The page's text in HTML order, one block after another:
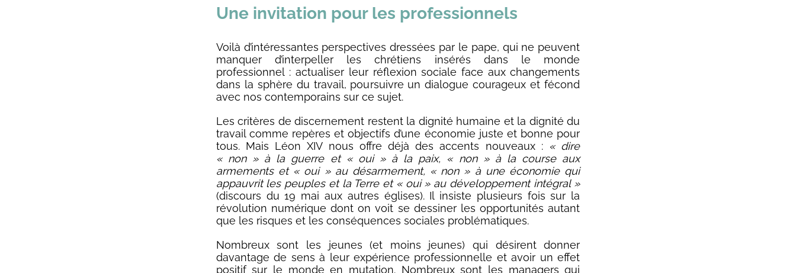
Une invitation pour les professionnels
Voilà d’intéressantes perspectives dressées par le pape, qui ne peuvent
manquer d’interpeller les chrétiens insérés dans le monde
professionnel : actualiser leur réflexion sociale face aux changements
dans la sphère du travail, poursuivre un dialogue courageux et fécond
avec nos contemporains sur ce sujet.
Les critères de discernement restent la dignité humaine et la dignité du
travail comme repères et objectifs d’une économie juste et bonne pour
tous. Mais Léon XIV nous offre déjà des accents nouveaux : « dire
« non » à la guerre et « oui » à la paix, « non » à la course aux
armements et « oui » au désarmement, « non » à une économie qui
appauvrit les peuples et la Terre et « oui » au développement intégral »
(discours du 19 mai aux autres églises). Il insiste plusieurs fois sur la
révolution numérique dont on voit se dessiner les opportunités autant
que les risques et les conséquences sociales problématiques.
Nombreux sont les jeunes (et moins jeunes) qui désirent donner
davantage de sens à leur expérience professionnelle et avoir un effet
positif sur le monde en mutation. Nombreux sont les managers qui